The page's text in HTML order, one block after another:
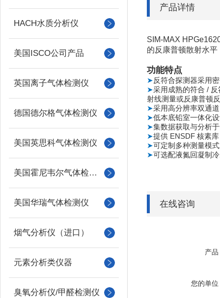
HACH水质分析仪
美国ISCO公司产品
英国离子气体检测仪
德国德尔格气体检测仪
美国英思科气体检测仪
美国霍尼韦尔气体检测仪
美国华瑞气体检测仪
烟气分析仪（进口）
元素分析类仪器
臭氧分析仪/甲醛检测仪
产品详情
SIM-MAX
的反康普顿散射水
功能特点
➤反符合探测器采用
➤采用成熟的符合 /
射线测量或反康普顿
➤采用高分辨率双通
➤低本底铅室一体化
➤集数据获取与分析
➤提供 ENSDF 核素
➤可定制多种测量模
➤可选配液氮回凝制
在线咨询
产品
您的单位